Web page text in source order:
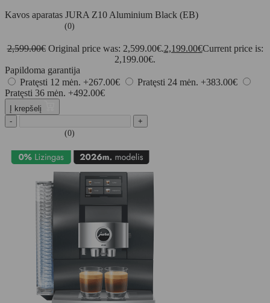
Kavos aparatas JURA Z10 Aluminium Black (EB)
(0)
2,599.00€ Original price was: 2,599.00€.2,199.00€Current price is:
2,199.00€.
Papildoma garantija
Pratęsti 12 mėn. +267.00€ Pratęsti 24 mėn. +383.00€
Pratęsti 36 mėn. +492.00€
Į krepšelį
-
+
(0)